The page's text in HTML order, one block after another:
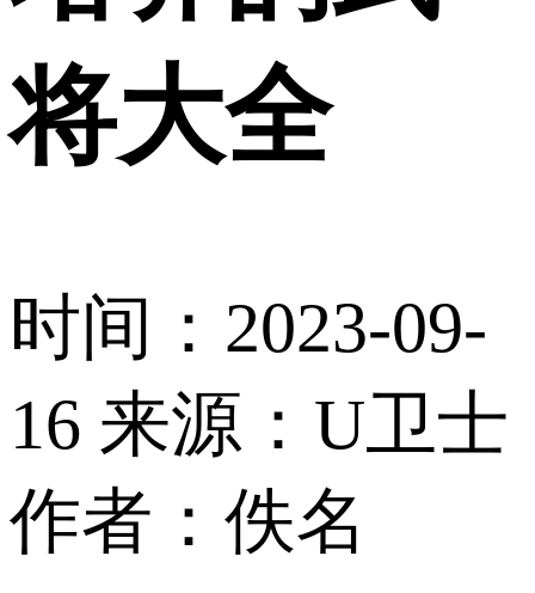
将大全
时间：2023-09-
16 来源：U卫士
作者：佚名